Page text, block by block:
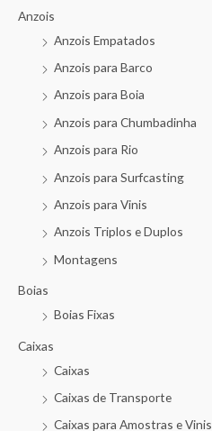
Anzois
Anzois Empatados
Anzois para Barco
Anzois para Boia
Anzois para Chumbadinha
Anzois para Rio
Anzois para Surfcasting
Anzois para Vinis
Anzois Triplos e Duplos
Montagens
Boias
Boias Fixas
Caixas
Caixas
Caixas de Transporte
Caixas para Amostras e Vinis